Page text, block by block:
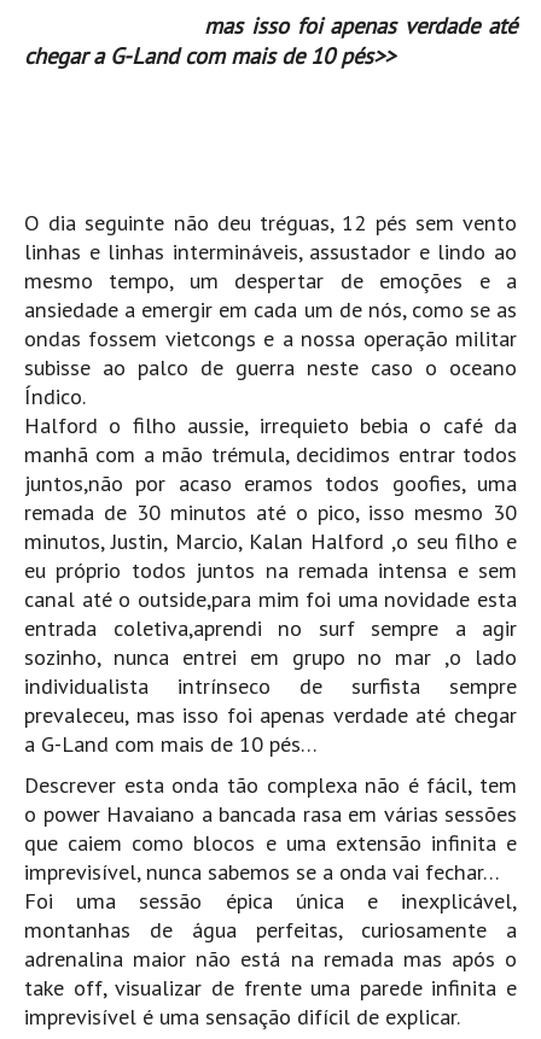
Bali - Kuta e Kuta Reef HD
Nacionais
Internacionais
Exclusivas
Análises
Podcast Pulsar do Surf
Opinião
Vídeos
Nacional
Internacional
Exclusivos
Fotogaleria
Nacional
Internacional
Exclusivas
Guia De Praias
Norte
Grande Porto
Costa de Prata
Oeste
Grande Lisboa
mas isso foi apenas verdade até
chegar a G-Land com mais de 10 pés>>
O dia seguinte não deu tréguas, 12 pés sem vento
linhas e linhas intermináveis, assustador e lindo ao
mesmo tempo, um despertar de emoções e a
ansiedade a emergir em cada um de nós, como se as
ondas fossem vietcongs e a nossa operação militar
subisse ao palco de guerra neste caso o oceano
Índico.
Halford o filho aussie, irrequieto bebia o café da
manhã com a mão trémula, decidimos entrar todos
juntos,não por acaso eramos todos goofies, uma
remada de 30 minutos até o pico, isso mesmo 30
minutos, Justin, Marcio, Kalan Halford ,o seu filho e
eu próprio todos juntos na remada intensa e sem
canal até o outside,para mim foi uma novidade esta
entrada coletiva,aprendi no surf sempre a agir
sozinho, nunca entrei em grupo no mar ,o lado
individualista intrínseco de surfista sempre
prevaleceu, mas isso foi apenas verdade até chegar
a G-Land com mais de 10 pés…
Descrever esta onda tão complexa não é fácil, tem
o power Havaiano a bancada rasa em várias sessões
que caiem como blocos e uma extensão infinita e
imprevisível, nunca sabemos se a onda vai fechar…
Foi uma sessão épica única e inexplicável,
montanhas de água perfeitas, curiosamente a
adrenalina maior não está na remada mas após o
take off, visualizar de frente uma parede infinita e
imprevisível é uma sensação difícil de explicar.